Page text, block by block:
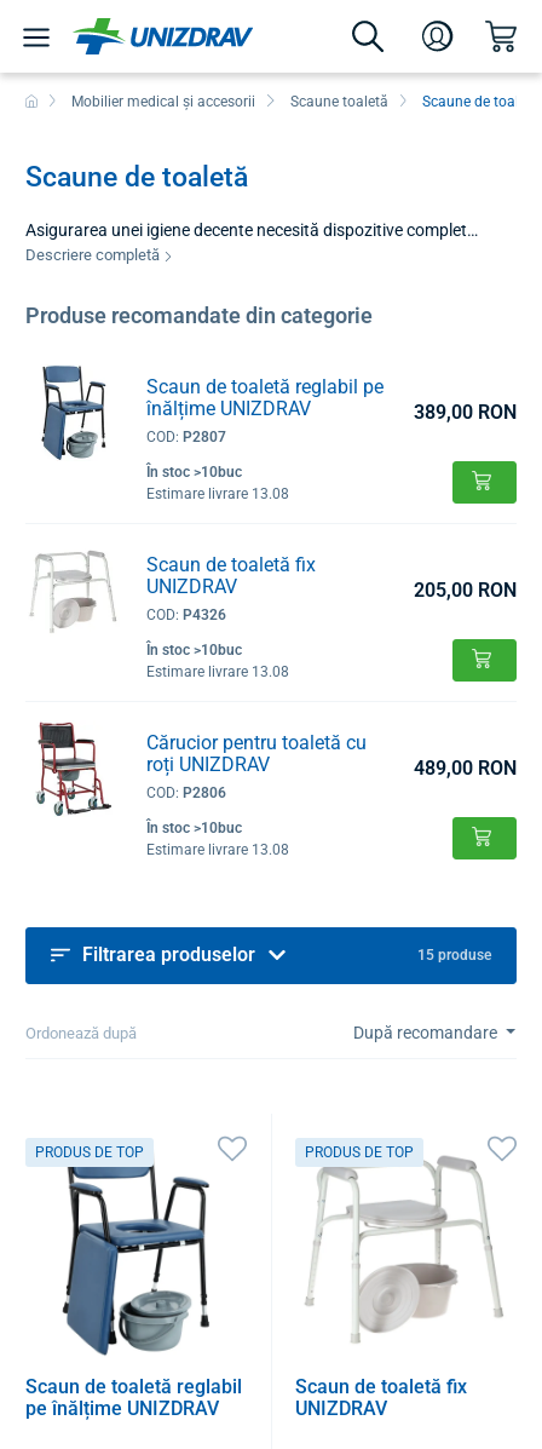
Mobilier medical și accesorii Scaune toaletă Scaune de toaletă
Scaune de toaletă
Asigurarea unei igiene decente necesită dispozitive complet
adaptate nivelului de mobilitate al pacientului și posibilităților
sub formă de scaune statice și cărucioare mobile pentru toaletă.
Indiferent dacă aveți nevoie de o bază stabilă chiar lângă pat sau
sau toaletă, aveți garanția că veți găsi alegerea potrivită la noi.
Descriere completă
Produse recomandate din categorie
Scaun de toaletă reglabil pe
înălțime UNIZDRAV
COD: P2807
În stoc >10buc
Estimare livrare 13.08
389,00 RON
Scaun de toaletă fix
UNIZDRAV
COD: P4326
În stoc >10buc
Estimare livrare 13.08
205,00 RON
Cărucior pentru toaletă cu
roți UNIZDRAV
COD: P2806
În stoc >10buc
Estimare livrare 13.08
489,00 RON
Filtrarea produselor 15 produse
Ordonează după După recomandare
PRODUS DE TOP
Scaun de toaletă reglabil
pe înălțime UNIZDRAV
PRODUS DE TOP
Scaun de toaletă fix
UNIZDRAV